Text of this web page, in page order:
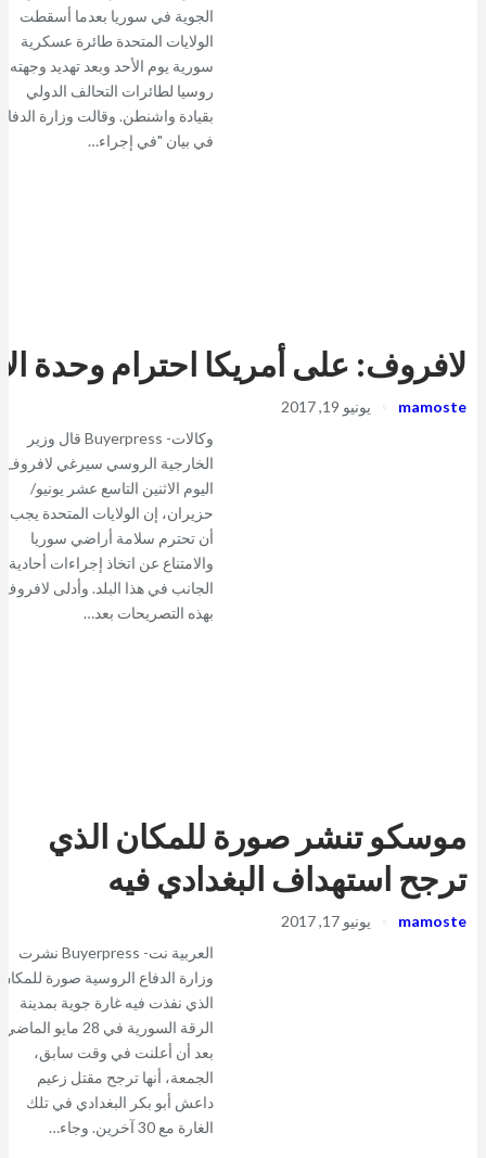
الجوية في سوريا بعدما أسقطت
الولايات المتحدة طائرة عسكرية
سورية يوم الأحد وبعد تهديد وجهته
روسيا لطائرات التحالف الدولي
بقيادة واشنطن. وقالت وزارة الدفاع
في بيان "في إجراء…
لافروف: على أمريكا احترام وحدة
mamoste
يونيو 19, 2017
وكالات- Buyerpress قال وزير
الخارجية الروسي سيرغي لافروف،
اليوم الاثنين التاسع عشر يونيو/
حزيران، إن الولايات المتحدة يجب
أن تحترم سلامة أراضي سوريا
والامتناع عن اتخاذ إجراءات أحادية
الجانب في هذا البلد. وأدلى لافروف
بهذه التصريحات بعد…
موسكو تنشر صورة للمكان الذي
ترجح استهداف البغدادي فيه
mamoste
يونيو 17, 2017
العربية نت- Buyerpress نشرت
وزارة الدفاع الروسية صورة للمكان
الذي نفذت فيه غارة جوية بمدينة
الرقة السورية في 28 مايو
بعد أن أعلنت في وقت سابق،
الجمعة، أنها ترجح مقتل زعيم
داعش أبو بكر البغدادي في تلك
الغارة مع 30 آخرين. وجاء…